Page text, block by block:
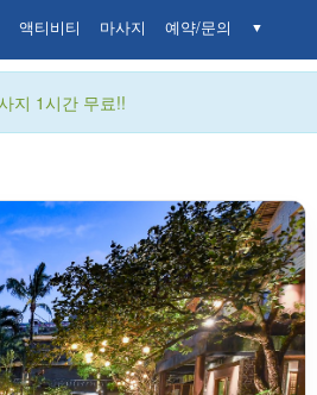
액티비티 마사지 예약/문의 ▼
지 1시간 무료!!